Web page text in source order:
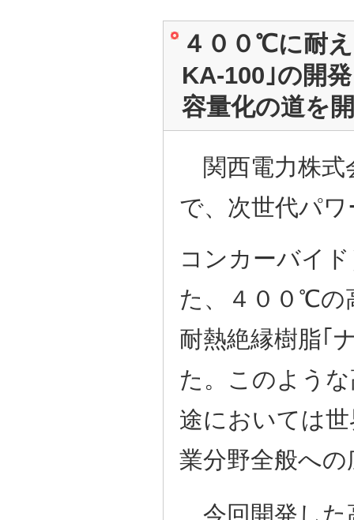
４００℃に耐
KA-100｣の開
容量化の道を
関西電力株式
で、次世代パ
コンカーバイ
た、４００℃の
耐熱絶縁樹脂｢
た。このよう
途においては
業分野全般へ
今回開発した